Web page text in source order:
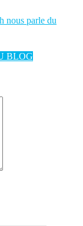
nous parle du
BLOG